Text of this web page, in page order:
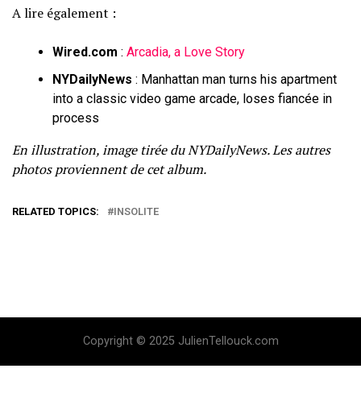
A lire également :
Wired.com : Arcadia, a Love Story
NYDailyNews : Manhattan man turns his apartment
into a classic video game arcade, loses fiancée in
process
En illustration, image tirée duNYDailyNews. Les autres
photos proviennent decet album.
RELATED TOPICS: INSOLITE
Copyright © 2025 JulienTellouck.com